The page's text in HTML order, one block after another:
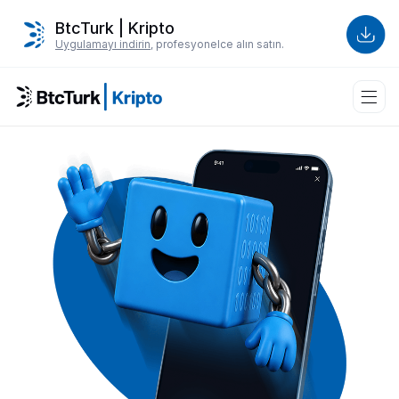
BtcTurk | Kripto
Uygulamayı indirin, profesyonelce alın satın.